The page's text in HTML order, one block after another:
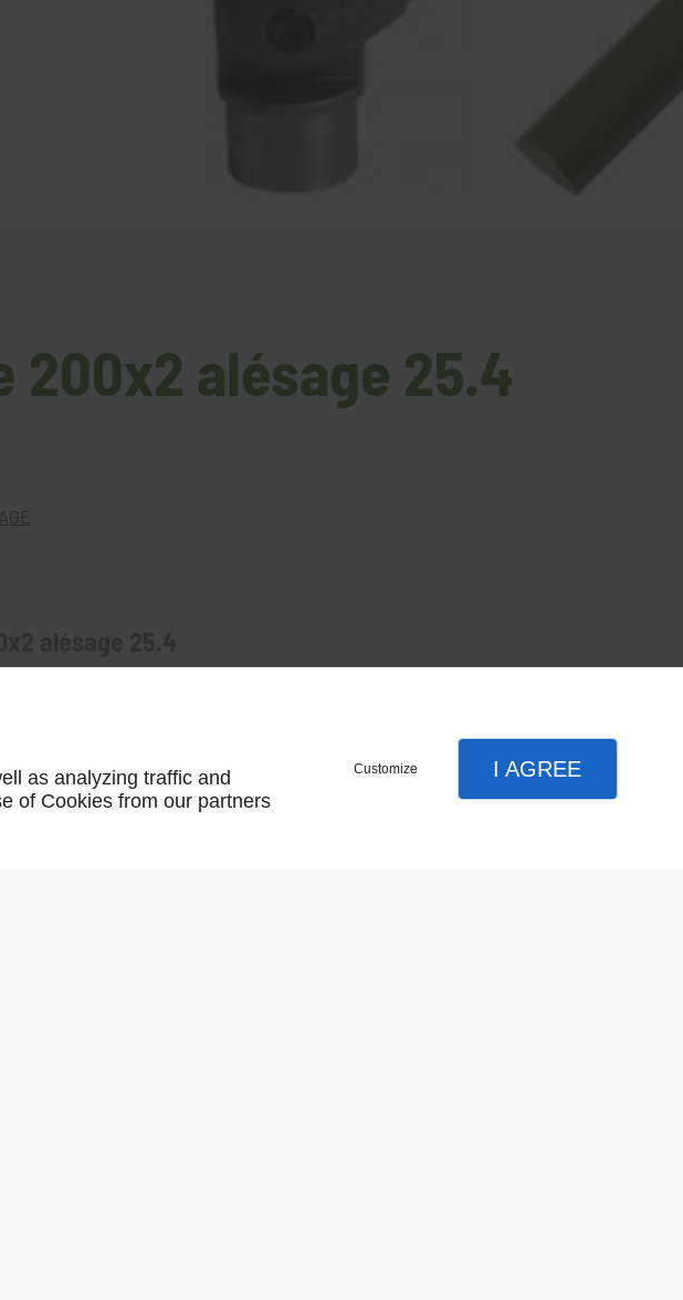
200x2 alésage 25.4
as analyzing traffic and
of Cookies from our partners
Customize I AGREE